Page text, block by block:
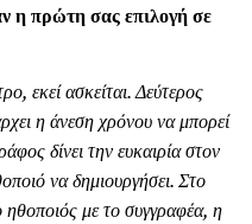
η πρώτη σας επιλογή σε
εκεί ασκείται. Δεύτερος
η άνεση χρόνου να μπορεί
δίνει την ευκαιρία στον
να δημιουργήσει. Στο
ηθοποιός με το συγγραφέα, η